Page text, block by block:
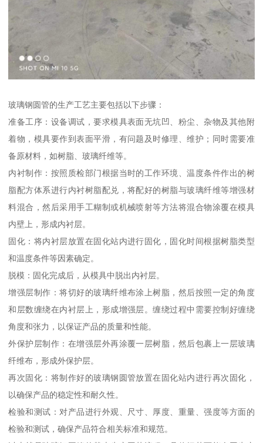
玻璃钢圆管的生产工艺主要包括以下步骤：
准备工序：设备调试，要求模具表面无坑凹、粉尘、杂物及其他附
着物，模具要作到表面平滑，有问题及时修理、维护；同时需要准
备原材料，如树脂、玻璃纤维等。
内衬制作：按照质检部门根据当时的工作环境、温度条件作出的树
脂配方体系进行内衬树脂配兑，将配好的树脂与玻璃纤维等增强材
料混合，然后采用手工糊制或机械喷射等方法将混合物涂覆在模具
内壁上，形成内衬层。
固化：将内衬层放置在固化站内进行固化，固化时间根据树脂类型
和温度条件等因素确定。
脱模：固化完成后，从模具中脱出内衬层。
增强层制作：将切好的玻璃纤维布涂上树脂，然后按照一定的角度
和层数缠绕在内衬层上，形成增强层。缠绕过程中需要控制好缠绕
角度和张力，以保证产品的质量和性能。
外保护层制作：在增强层外再涂覆一层树脂，然后包裹上一层玻璃
纤维布，形成外保护层。
再次固化：将制作好的玻璃钢圆管放置在固化站内进行再次固化，
以确保产品的稳定性和耐久性。
检验和测试：对产品进行外观、尺寸、厚度、重量、强度等方面的
检验和测试，确保产品符合相关标准和规范。